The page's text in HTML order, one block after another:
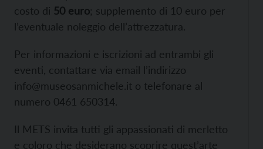
costo di 50 euro; supplemento di 10 euro per
l’eventuale noleggio dell’attrezzatura.
Per informazioni e iscrizioni ad entrambi gli
eventi, contattare via email l’indirizzo
info@museosanmichele.it o telefonare al
numero 0461 650314.
Il METS invita tutti gli appassionati di merletto
e coloro che desiderano scoprire quest’arte